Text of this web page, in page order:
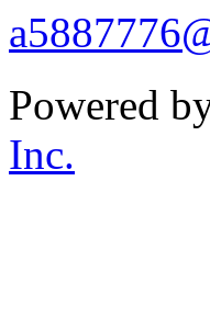
Powered
Inc.